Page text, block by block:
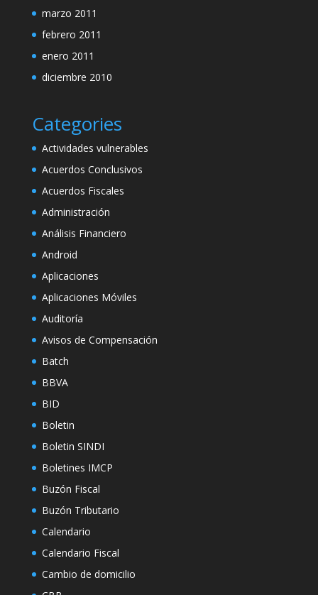
marzo 2011
febrero 2011
enero 2011
diciembre 2010
Categories
Actividades vulnerables
Acuerdos Conclusivos
Acuerdos Fiscales
Administración
Análisis Financiero
Android
Aplicaciones
Aplicaciones Móviles
Auditoría
Avisos de Compensación
Batch
BBVA
BID
Boletin
Boletin SINDI
Boletines IMCP
Buzón Fiscal
Buzón Tributario
Calendario
Calendario Fiscal
Cambio de domicilio